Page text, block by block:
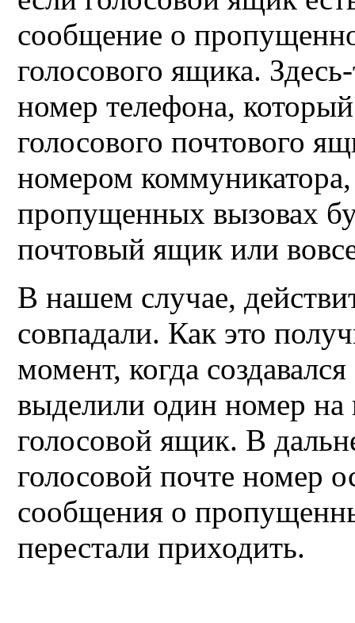
сообщение о
голосового ящика.
номер телефона,
голосового почтового
номером
пропущенных вызовах
почтовый ящик или
В нашем случае,
совпадали. Как это
момент, когда
выделили один номер на
голосовой ящик. В
голосовой почте номер
сообщения о
перестали приходить.